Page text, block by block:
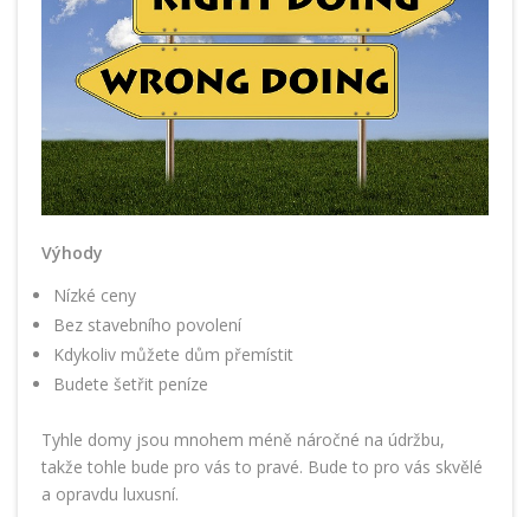
Výhody
Nízké ceny
Bez stavebního povolení
Kdykoliv můžete dům přemístit
Budete šetřit peníze
Tyhle domy jsou mnohem méně náročné na údržbu,
takže tohle bude pro vás to pravé. Bude to pro vás skvělé
a opravdu luxusní.